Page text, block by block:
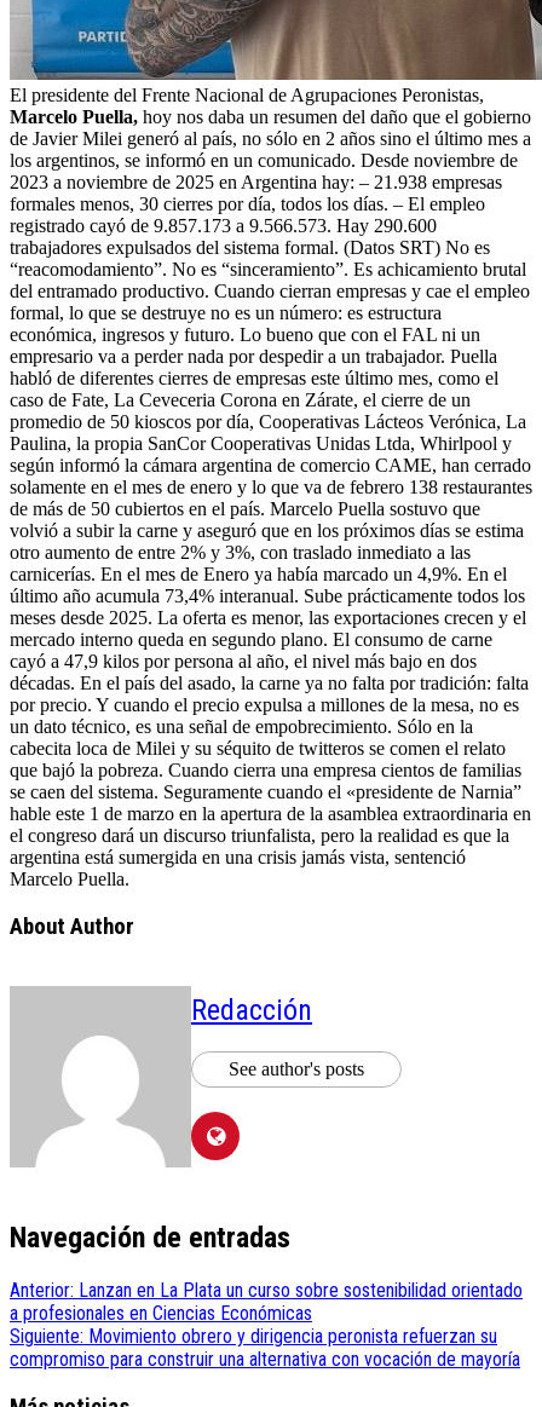
El presidente del Frente Nacional de Agrupaciones Peronistas,
Marcelo Puella, hoy nos daba un resumen del daño que el gobierno
de Javier Milei generó al país, no sólo en 2 años sino el último mes a
los argentinos, se informó en un comunicado. Desde noviembre de
2023 a noviembre de 2025 en Argentina hay: – 21.938 empresas
formales menos, 30 cierres por día, todos los días. – El empleo
registrado cayó de 9.857.173 a 9.566.573. Hay 290.600
trabajadores expulsados del sistema formal. (Datos SRT) No es
“reacomodamiento”. No es “sinceramiento”. Es achicamiento brutal
del entramado productivo. Cuando cierran empresas y cae el empleo
formal, lo que se destruye no es un número: es estructura
económica, ingresos y futuro. Lo bueno que con el FAL ni un
empresario va a perder nada por despedir a un trabajador. Puella
habló de diferentes cierres de empresas este último mes, como el
caso de Fate, La Ceveceria Corona en Zárate, el cierre de un
promedio de 50 kioscos por día, Cooperativas Lácteos Verónica, La
Paulina, la propia SanCor Cooperativas Unidas Ltda, Whirlpool y
según informó la cámara argentina de comercio CAME, han cerrado
solamente en el mes de enero y lo que va de febrero 138 restaurantes
de más de 50 cubiertos en el país. Marcelo Puella sostuvo que
volvió a subir la carne y aseguró que en los próximos días se estima
otro aumento de entre 2% y 3%, con traslado inmediato a las
carnicerías. En el mes de Enero ya había marcado un 4,9%. En el
último año acumula 73,4% interanual. Sube prácticamente todos los
meses desde 2025. La oferta es menor, las exportaciones crecen y el
mercado interno queda en segundo plano. El consumo de carne
cayó a 47,9 kilos por persona al año, el nivel más bajo en dos
décadas. En el país del asado, la carne ya no falta por tradición: falta
por precio. Y cuando el precio expulsa a millones de la mesa, no es
un dato técnico, es una señal de empobrecimiento. Sólo en la
cabecita loca de Milei y su séquito de twitteros se comen el relato
que bajó la pobreza. Cuando cierra una empresa cientos de familias
se caen del sistema. Seguramente cuando el «presidente de Narnia”
hable este 1 de marzo en la apertura de la asamblea extraordinaria en
el congreso dará un discurso triunfalista, pero la realidad es que la
argentina está sumergida en una crisis jamás vista, sentenció
Marcelo Puella.
About Author
Redacción
See author's posts
Navegación de entradas
Anterior: Lanzan en La Plata un curso sobre sostenibilidad orientado
a profesionales en Ciencias Económicas
Siguiente: Movimiento obrero y dirigencia peronista refuerzan su
compromiso para construir una alternativa con vocación de mayoría